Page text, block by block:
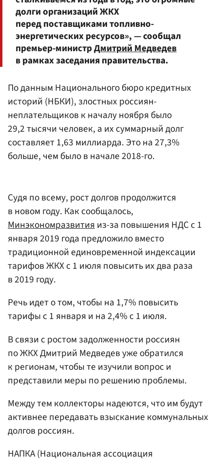
долги организаций ЖКХ
перед поставщиками топливно-
энергетических ресурсов», — сообщал
премьер-министрДмитрий Медведев
в рамках заседания правительства.
По данным Национального бюро кредитных
историй (НБКИ), злостных россиян-
неплательщиков к началу ноября было
29,2 тысячи человек, а их суммарный долг
составляет 1,63 миллиарда. Это на 27,3%
больше, чем было в начале 2018-го.
Судя по всему, рост долгов продолжится
в новом году. Как сообщалось,
Минэкономразвитияиз-за повышения НДС с 1
января 2019 года предложило вместо
традиционной единовременной индексации
тарифов ЖКХ с 1 июля повысить их два раза
в 2019 году.
Речь идет о том, чтобы на 1,7% повысить
тарифы с 1 января и на 2,4% с 1 июля.
В связи с ростом задолженности россиян
по ЖКХ Дмитрий Медведев уже обратился
к регионам, чтобы те изучили вопрос и
представили меры по решению проблемы.
Между тем коллекторы надеются, что им будут
активнее передавать взыскание коммунальных
долгов россиян.
НАПКА (Национальная ассоциация